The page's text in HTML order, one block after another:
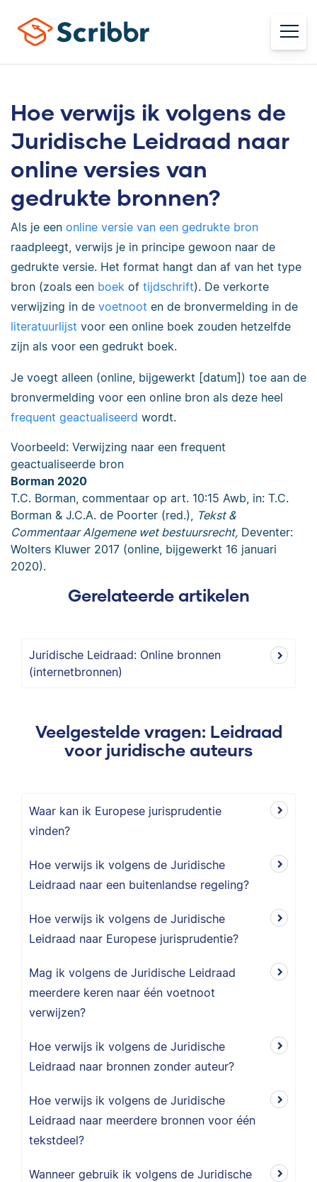
Hoe verwijs ik volgens de
Juridische Leidraad naar
online versies van
gedrukte bronnen?
Als je een online versie van een gedrukte bron
raadpleegt, verwijs je in principe gewoon naar de
gedrukte versie. Het format hangt dan af van het type
bron (zoals een boek of tijdschrift). De verkorte
verwijzing in de voetnoot en de bronvermelding in de
literatuurlijst voor een online boek zouden hetzelfde
zijn als voor een gedrukt boek.
Je voegt alleen (online, bijgewerkt [datum]) toe aan de
bronvermelding voor een online bron als deze heel
frequent geactualiseerd wordt.
Voorbeeld: Verwijzing naar een frequent
geactualiseerde bron
Borman 2020
T.C. Borman, commentaar op art. 10:15 Awb, in: T.C.
Borman & J.C.A. de Poorter (red.), Tekst &
Commentaar Algemene wet bestuursrecht, Deventer:
Wolters Kluwer 2017 (online, bijgewerkt 16 januari
2020).
Gerelateerde artikelen
Juridische Leidraad: Online bronnen
(internetbronnen)
Veelgestelde vragen: Leidraad
voor juridische auteurs
Waar kan ik Europese jurisprudentie
vinden?
Hoe verwijs ik volgens de Juridische
Leidraad naar een buitenlandse regeling?
Hoe verwijs ik volgens de Juridische
Leidraad naar Europese jurisprudentie?
Mag ik volgens de Juridische Leidraad
meerdere keren naar één voetnoot
verwijzen?
Hoe verwijs ik volgens de Juridische
Leidraad naar bronnen zonder auteur?
Hoe verwijs ik volgens de Juridische
Leidraad naar meerdere bronnen voor één
tekstdeel?
Wanneer gebruik ik volgens de Juridische